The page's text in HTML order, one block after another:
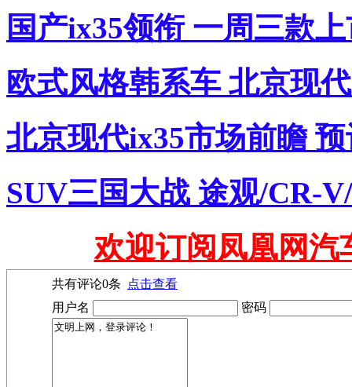
国产ix35领衔 一周三款
欧式风格韩系车 北京现
北京现代ix35市场前瞻
SUV三国大战 途观/CR-
欢迎订阅凤凰网汽
共有评论0条
点击查看
用户名
密码